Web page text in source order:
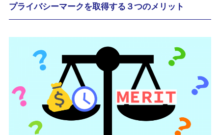
プライバシーマークを取得する３つのメリット